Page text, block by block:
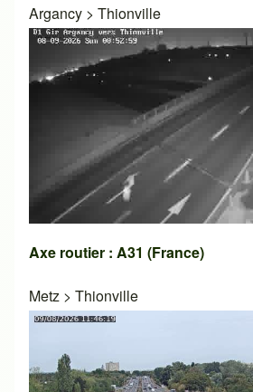
Argancy > Thionville
Axe routier : A31 (France)
Metz > Thionville